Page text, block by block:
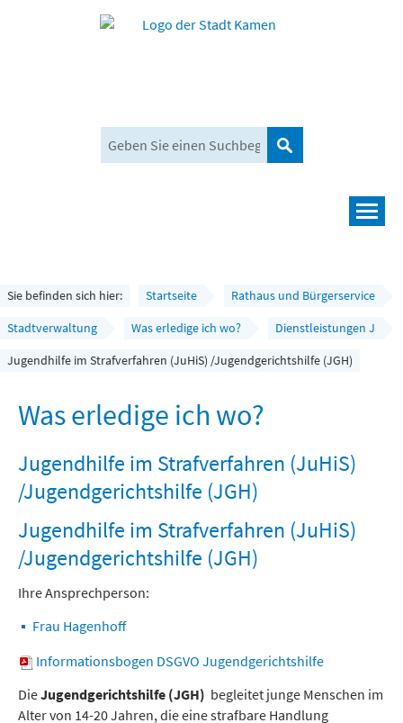
Suchen
Rathaus und Bürgerservice
Wirtschaft und Planen
Umwelt, Klima und Mobilität
Freizeit und Tourismus
Sie befinden sich hier: Startseite
Rathaus und Bürgerservice
Stadtverwaltung
Was erledige ich wo?
Dienstleistungen J
Jugendhilfe im Strafverfahren (JuHiS) /Jugendgerichtshilfe (JGH)
Was erledige ich wo?
Jugendhilfe im Strafverfahren (JuHiS)
/Jugendgerichtshilfe (JGH)
Jugendhilfe im Strafverfahren (JuHiS)
/Jugendgerichtshilfe (JGH)
Ihre Ansprechperson:
Frau Hagenhoff
Informationsbogen DSGVO Jugendgerichtshilfe
DieJugendgerichtshilfe (JGH) begleitet junge Menschen im
Alter von 14-20 Jahren, die eine strafbare Handlung